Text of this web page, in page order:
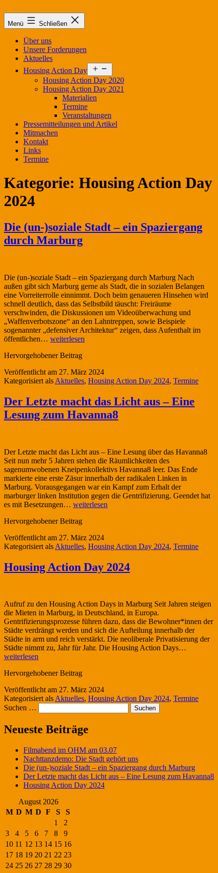
Inhalt
springen
Menü Schließen
Über uns
Unsere Forderungen
Aktuelles
Housing Action Day
öffnen
Housing Action Day 2020
Housing Action Day 2021
Materialien
Termine
Veranstaltungen
Pressemitteilungen und Artikel
Mitmachen
Kontakt
Links
Termine
Kategorie: Housing Action Day
2024
Die (un-)soziale Stadt – ein Spaziergang
durch Marburg
Die (un-)soziale Stadt – ein Spaziergang durch Marburg Nach
außen gibt sich Marburg gerne als Stadt, die in sozialen Belangen
eine Vorreiterrolle einnimmt. Doch beim genaueren Hinsehen wird
schnell deutlich, dass das Selbstbild täuscht: Freiräume
verschwinden, die Diskussionen um Videoüberwachung und
„Waffenverbotszone“ an den Lahntreppen, sowie Beispiele
sogenannter „defensiver Architektur“ zeigen, dass Aufenthalt im
öffentlichen… Die
Stadt
ein
Spaziergang
Marburg
weiterlesen
Hervorgehobener Beitrag
Veröffentlicht am 27. März 2024
Kategorisiert als Aktuelles, Housing Action Day 2024, Termine
Der Letzte macht das Licht aus – Eine
Lesung zum Havanna8
Der Letzte macht das Licht aus – Eine Lesung über das Havanna8
Seit nun mehr 5 Jahren stehen die Räumlichkeiten des
sagenumwobenen Kneipenkollektivs Havanna8 leer. Das Ende
markierte eine erste Zäsur innerhalb der radikalen Linken in
Marburg. Vorausgegangen war ein Kampf zum Erhalt der
marburger linken Institution gegen die Gentrifizierung. Geendet hat
es mit Besetzungen… Der
macht
Licht
aus
Eine
Lesung
weiterlesen
Hervorgehobener Beitrag
Veröffentlicht am 27. März 2024
Kategorisiert als Aktuelles, Housing Action Day 2024, Termine
Housing Action Day 2024
Aufruf zu den Housing Action Days in Marburg Seit Jahren steigen
die Mieten in Marburg, in Deutschland, in Europa.
Gentrifizierungsprozesse führen dazu, dass die Bewohner*innen der
Städte verdrängt werden und sich die Aufteilung innerhalb der
Städte in arm und reich verstärkt. Die neoliberale Privatisierung der
Städte nimmt zu, Jahr für Jahr. Die Housing Action Days…
weiterlesen
Hervorgehobener Beitrag
Veröffentlicht am 27. März 2024
Kategorisiert alsAktuelles, Housing Action Day 2024, Termine
Suchen …
Neueste Beiträge
Filmabend im OHM am 03.07
Nachttanzdemo: Die Stadt gehört uns
Die (un-)soziale Stadt – ein Spaziergang durch Marburg
Der Letzte macht das Licht aus – Eine Lesung zum Havanna8
Housing Action Day 2024
August 2026
M D M D F S
S
1
2
3
4 5 6 7 8
9
10 11 12 13 14 15 16
17 18 19 20 21 22 23
24 25 26 27 28 29 30